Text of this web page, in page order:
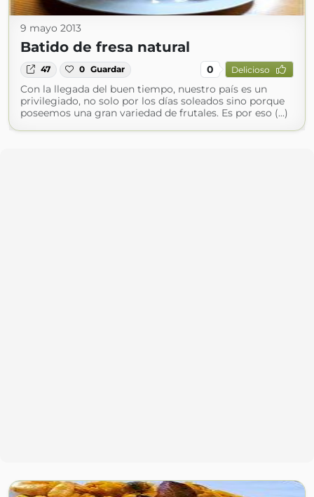
9 mayo 2013
Batido de fresa natural
47 0 Guardar 0 Delicioso
Con la llegada del buen tiempo, nuestro país es un
privilegiado, no solo por los días soleados sino porque
poseemos una gran variedad de frutales. Es por eso (...)